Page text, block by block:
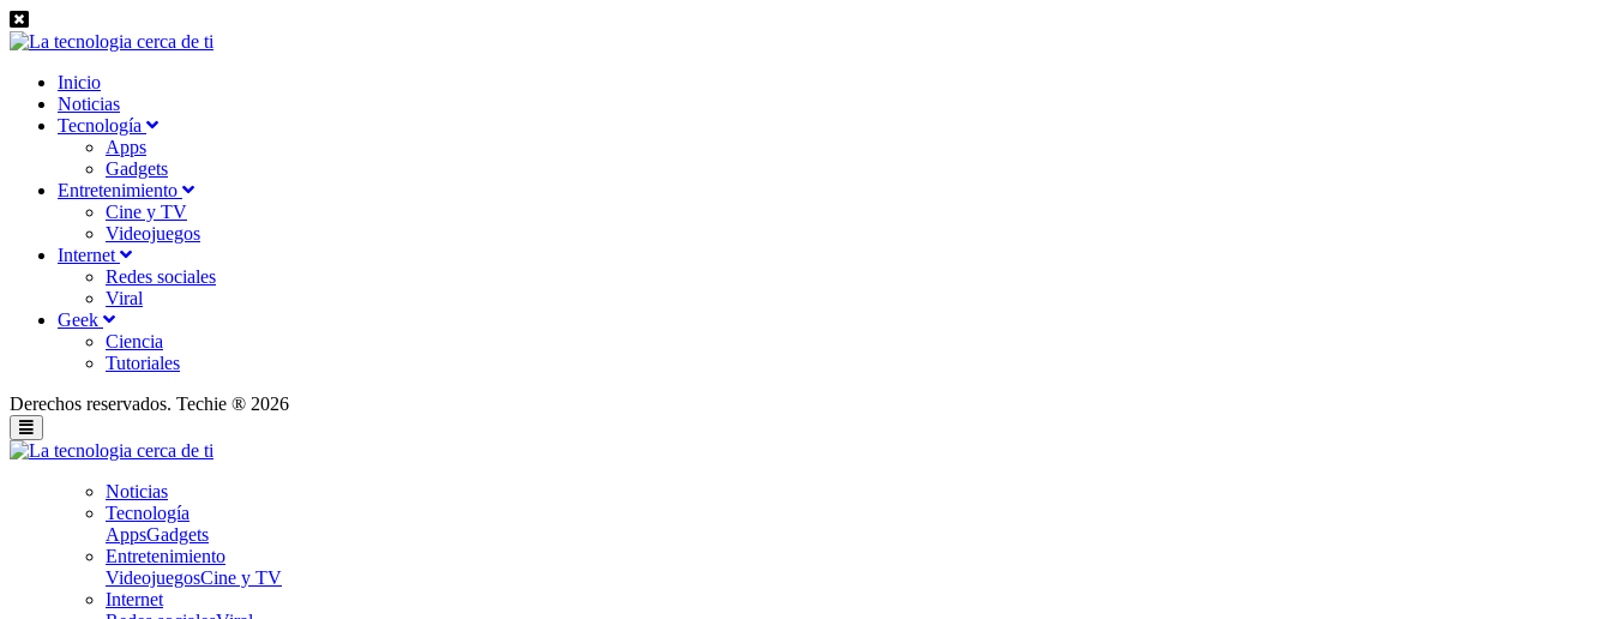
Inicio
Noticias
Tecnología
Apps
Gadgets
Entretenimiento
Cine y TV
Videojuegos
Internet
Redes sociales
Viral
Geek
Ciencia
Tutoriales
Derechos reservados. Techie ® 2026
Noticias
Tecnología
AppsGadgets
Entretenimiento
VideojuegosCine y TV
Internet